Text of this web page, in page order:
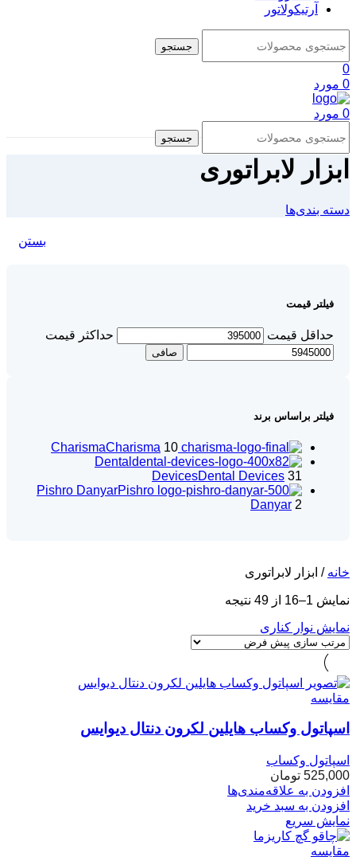
آرتیکولاتور
جستجو
0
0 مورد
0 مورد
جستجو
ابزار لابراتوری
دسته بندی‌ها
بستن
فیلتر قیمت
حداقل قیمت حداكثر قيمت
صافی
فیلتر براساس برند
CharismaCharisma 10
Dental
DevicesDental Devices 31
Pishro DanyarPishro
Danyar 2
خانه / ابزار لابراتوری
نمایش 1–16 از 49 نتیجه
نمایش نوار کناری
مقایسه
اسپاتول وکساب هایلین لکرون دنتال دیوایس
اسپاتول وکساب
525,000 تومان
افزودن به علاقه‌مندی‌ها
افزودن به سبد خرید
نمایش سریع
مقایسه